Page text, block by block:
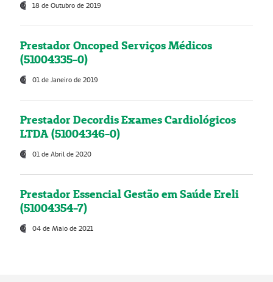
18 de Outubro de 2019
Prestador Oncoped Serviços Médicos
(51004335-0)
01 de Janeiro de 2019
Prestador Decordis Exames Cardiológicos
LTDA (51004346-0)
01 de Abril de 2020
Prestador Essencial Gestão em Saúde Ereli
(51004354-7)
04 de Maio de 2021